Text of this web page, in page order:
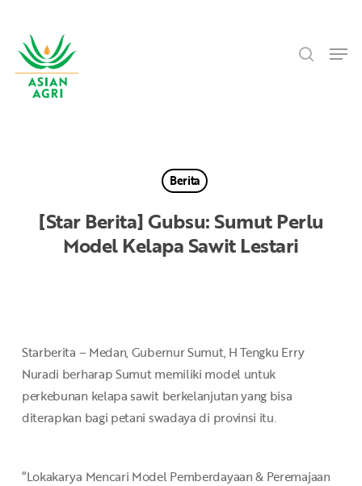
main
content
Berita
[Star Berita] Gubsu: Sumut Perlu
Model Kelapa Sawit Lestari
Starberita – Medan, Gubernur Sumut, H Tengku Erry
Nuradi berharap Sumut memiliki model untuk
perkebunan kelapa sawit berkelanjutan yang bisa
diterapkan bagi petani swadaya di provinsi itu.
“Lokakarya Mencari Model Pemberdayaan & Peremajaan